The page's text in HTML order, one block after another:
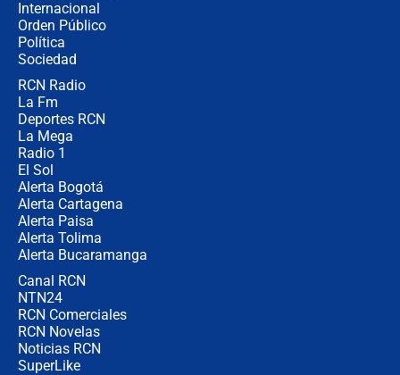
Internacional
Orden Público
Política
Sociedad
RCN Radio
La Fm
Deportes RCN
La Mega
Radio 1
El Sol
Alerta Bogotá
Alerta Cartagena
Alerta Paisa
Alerta Tolima
Alerta Bucaramanga
Canal RCN
NTN24
RCN Comerciales
RCN Novelas
Noticias RCN
SuperLike